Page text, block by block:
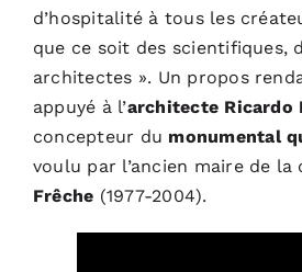
d’hospitalité à tous les
que ce soit des scientifiques,
architectes ». Un propos
appuyé à l’architecte Ricardo
concepteur du monumental
voulu par l’ancien maire de la
Frêche (1977-2004).